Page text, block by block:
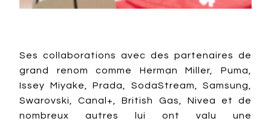
Ses collaborations avec des partenaires de
grand renom comme Herman Miller, Puma,
Issey Miyake, Prada, SodaStream, Samsung,
Swarovski, Canal+, British Gas, Nivea et de
nombreux autres lui ont valu une